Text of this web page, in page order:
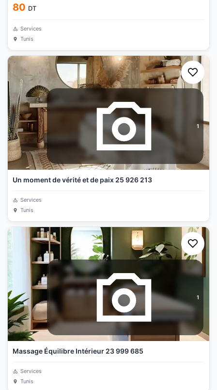
80 DT
Services
Tunis
1
Un moment de vérité et de paix 25 926 213
Services
Tunis
1
Massage Équilibre Intérieur 23 999 685
Services
Tunis